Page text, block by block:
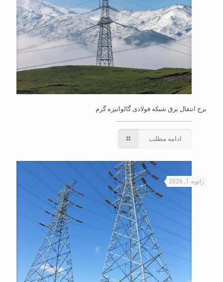
برج انتقال برق شبکه فولادی گالوانیزه گرم
ادامه مطلب
ژانویه 1, 2026